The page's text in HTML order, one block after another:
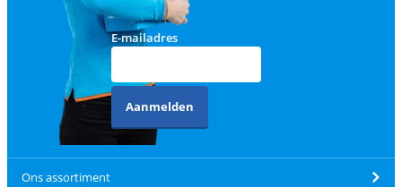
E-mailadres
Aanmelden
Ons assortiment